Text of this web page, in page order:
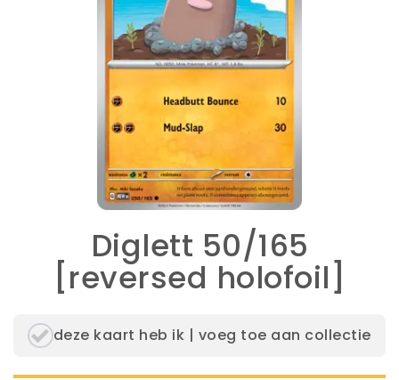
Diglett 50/165
[reversed holofoil]
deze kaart heb ik | voeg toe aan collectie